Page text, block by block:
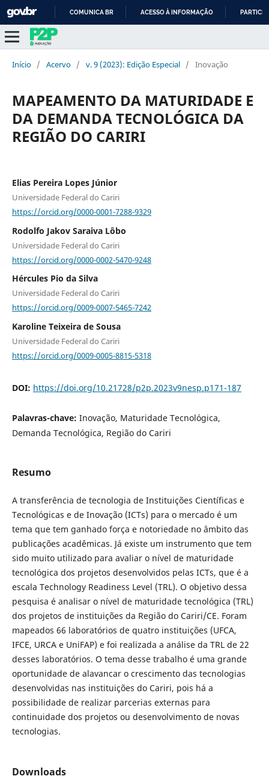
CONTEÚDO
COMUNICA BR ACESSO À INFORMAÇÃO
Início / Acervo / v. 9 (2023): Edição Especial / Inovação
MAPEAMENTO DA MATURIDADE E
DA DEMANDA TECNOLÓGICA DA
REGIÃO DO CARIRI
Elias Pereira Lopes Júnior
Universidade Federal do Cariri
https://orcid.org/0000-0001-7288-9329
Rodolfo Jakov Saraiva Lôbo
Universidade Federal do Cariri
https://orcid.org/0000-0002-5470-9248
Hércules Pio da Silva
Universidade Federal do Cariri
https://orcid.org/0009-0007-5465-7242
Karoline Teixeira de Sousa
Universidade Federal do Cariri
https://orcid.org/0009-0005-8815-5318
DOI: https://doi.org/10.21728/p2p.2023v9nesp.p171-187
Palavras-chave: Inovação, Maturidade Tecnológica,
Demanda Tecnológica, Região do Cariri
Resumo
A transferência de tecnologia de Instituições Científicas e
Tecnológicas e de Inovação (ICTs) para o mercado é um
tema que tem ganhado força e notoriedade no âmbito das
publicações acadêmicas. Já existe um instrumento que tem
sido muito utilizado para avaliar o nível de maturidade
tecnológica dos projetos desenvolvidos pelas ICTs, que é a
escala Technology Readiness Level (TRL). O objetivo dessa
pesquisa é analisar o nível de maturidade tecnológica (TRL)
dos projetos de instituições da Região do Cariri/CE. Foram
mapeados 66 laboratórios de quatro instituições (UFCA,
IFCE, URCA e UniFAP) e foi realizada a análise da TRL de 22
desses laboratórios. O tema desse trabalho é uma grande
oportunidade de alavancar o crescimento das tecnologias
desenvolvidas nas instituições do Cariri, pois há a
possibilidade de realizar parcerias externas para
continuidade dos projetos ou desenvolvimento de novas
tecnologias.
Downloads